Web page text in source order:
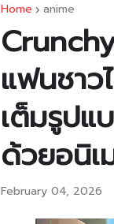
Home anime
แฟนชาว
เต็มรูปแ
ด้วยอนิเ
February 04, 2026